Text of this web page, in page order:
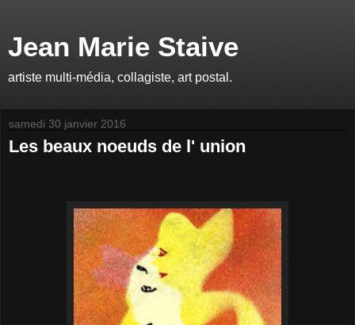
Jean Marie Staive
artiste multi-média, collagiste, art postal.
samedi 30 janvier 2016
Les beaux noeuds de l' union